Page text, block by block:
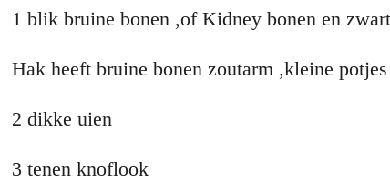
1 blik bruine bonen ,of Kidney bonen en
Hak heeft bruine bonen zoutarm ,kleine potjes
2 dikke uien
3 tenen knoflook